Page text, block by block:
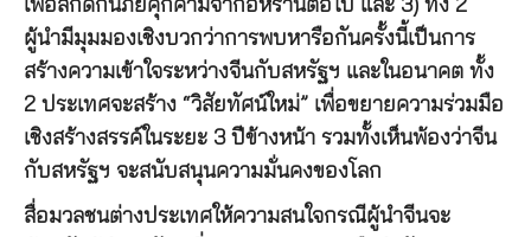
เพื่อสกัดกั้นภัยคุกคามจากอิหร่านต่อไป และ 3) ทั้ง 2
ผู้นำมีมุมมองเชิงบวกว่าการพบหารือกันครั้งนี้เป็นการ
สร้างความเข้าใจระหว่างจีนกับสหรัฐฯ และในอนาคต ทั้ง
2 ประเทศจะสร้าง “วิสัยทัศน์ใหม่” เพื่อขยายความร่วมมือ
เชิงสร้างสรรค์ในระยะ 3 ปีข้างหน้า รวมทั้งเห็นพ้องว่าจีน
กับสหรัฐฯ จะสนับสนุนความมั่นคงของโลก
สื่อมวลชนต่างประเทศให้ความสนใจกรณีผู้นำจีนจะ